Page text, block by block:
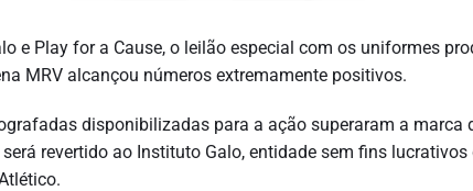
e Play for a Cause, o leilão especial com os uniformes
MRV alcançou números extremamente positivos.
disponibilizadas para a ação superaram a marca
revertido ao Instituto Galo, entidade sem fins